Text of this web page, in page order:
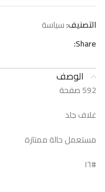
التصنيف:سياسة
Share:
الوصف
592 صفحة
غلاف جلد
مستعمل حالة ممتازة
#١٦